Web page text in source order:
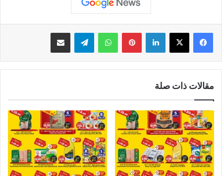
لينكدإن بينتيريستواتساب تيلقرام مشاركة عبر البريد
مقالات ذات صلة